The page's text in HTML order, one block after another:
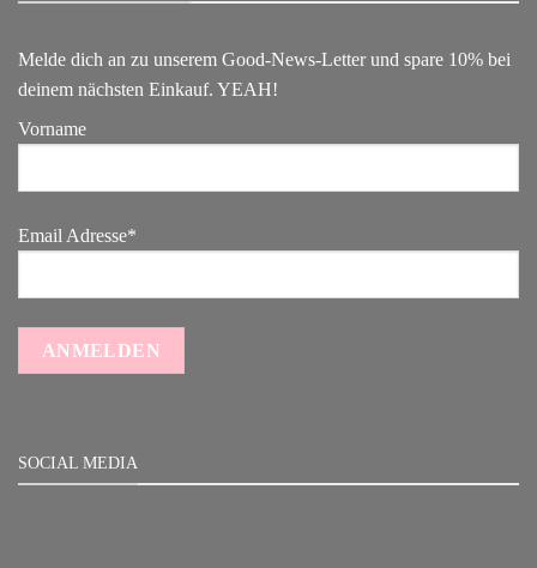
Melde dich an zu unserem Good-News-Letter und spare 10% bei
deinem nächsten Einkauf. YEAH!
Vorname
Email Adresse*
SOCIAL MEDIA